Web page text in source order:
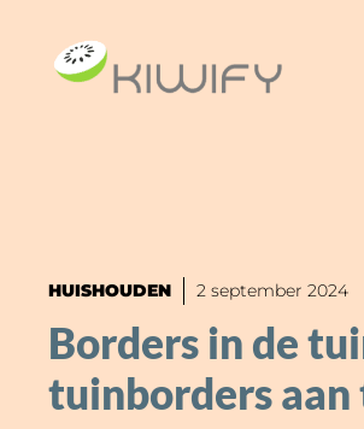
HUISHOUDEN 2 september 2024
Borders in de
tuinborders aan